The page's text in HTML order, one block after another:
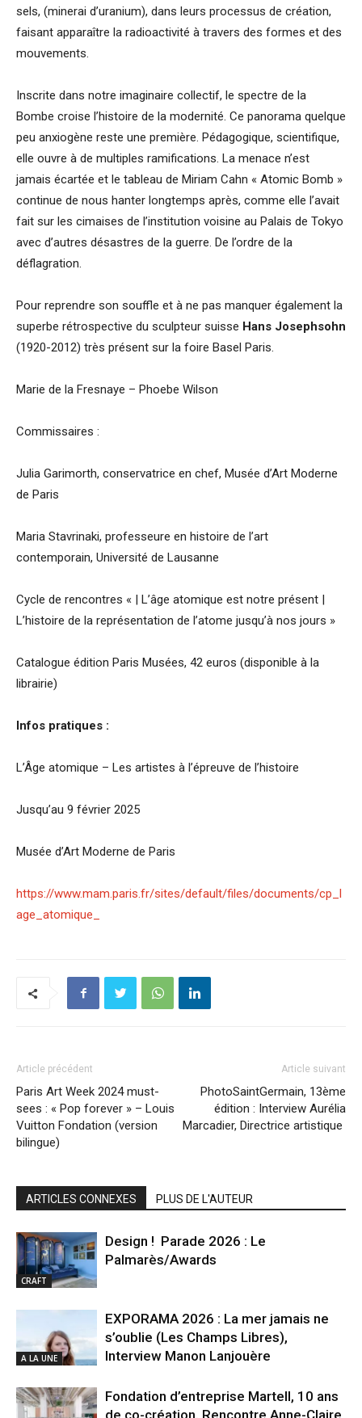
sels, (minerai d’uranium), dans leurs processus de création,
faisant apparaître la radioactivité à travers des formes et des
mouvements.
Inscrite dans notre imaginaire collectif, le spectre de la
Bombe croise l’histoire de la modernité. Ce panorama quelque
peu anxiogène reste une première. Pédagogique, scientifique,
elle ouvre à de multiples ramifications. La menace n’est
jamais écartée et le tableau de Miriam Cahn « Atomic Bomb »
continue de nous hanter longtemps après, comme elle l’avait
fait sur les cimaises de l’institution voisine au Palais de Tokyo
avec d’autres désastres de la guerre. De l’ordre de la
déflagration.
Pour reprendre son souffle et à ne pas manquer également la
superbe rétrospective du sculpteur suisse Hans Josephsohn
(1920-2012) très présent sur la foire Basel Paris.
Marie de la Fresnaye – Phoebe Wilson
Commissaires :
Julia Garimorth, conservatrice en chef, Musée d’Art Moderne
de Paris
Maria Stavrinaki, professeure en histoire de l’art
contemporain, Université de Lausanne
Cycle de rencontres « | L’âge atomique est notre présent |
L’histoire de la représentation de l’atome jusqu’à nos jours »
Catalogue édition Paris Musées, 42 euros (disponible à la
librairie)
Infos pratiques :
L’Âge atomique – Les artistes à l’épreuve de l’histoire
Jusqu’au 9 février 2025
Musée d’Art Moderne de Paris
https://www.mam.paris.fr/sites/default/files/documents/cp_l
age_atomique_
Article précédent
Paris Art Week 2024 must-
sees : « Pop forever » – Louis
Vuitton Fondation (version
bilingue)
Article suivant
PhotoSaintGermain, 13ème
édition : Interview Aurélia
Marcadier, Directrice artistique
ARTICLES CONNEXES PLUS DE L'AUTEUR
CRAFT
Design ! Parade 2026 : Le
Palmarès/Awards
A LA UNE
EXPORAMA 2026 : La mer jamais ne
s’oublie (Les Champs Libres),
Interview Manon Lanjouère
Fondation d’entreprise Martell, 10 ans